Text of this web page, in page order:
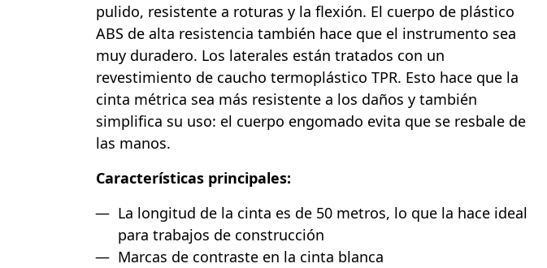
pulido, resistente a roturas y la flexión. El cuerpo de plástico
ABS de alta resistencia también hace que el instrumento sea
muy duradero. Los laterales están tratados con un
revestimiento de caucho termoplástico TPR. Esto hace que la
cinta métrica sea más resistente a los daños y también
simplifica su uso: el cuerpo engomado evita que se resbale de
las manos.
Características principales:
La longitud de la cinta es de 50 metros, lo que la hace ideal
para trabajos de construcción
Marcas de contraste en la cinta blanca